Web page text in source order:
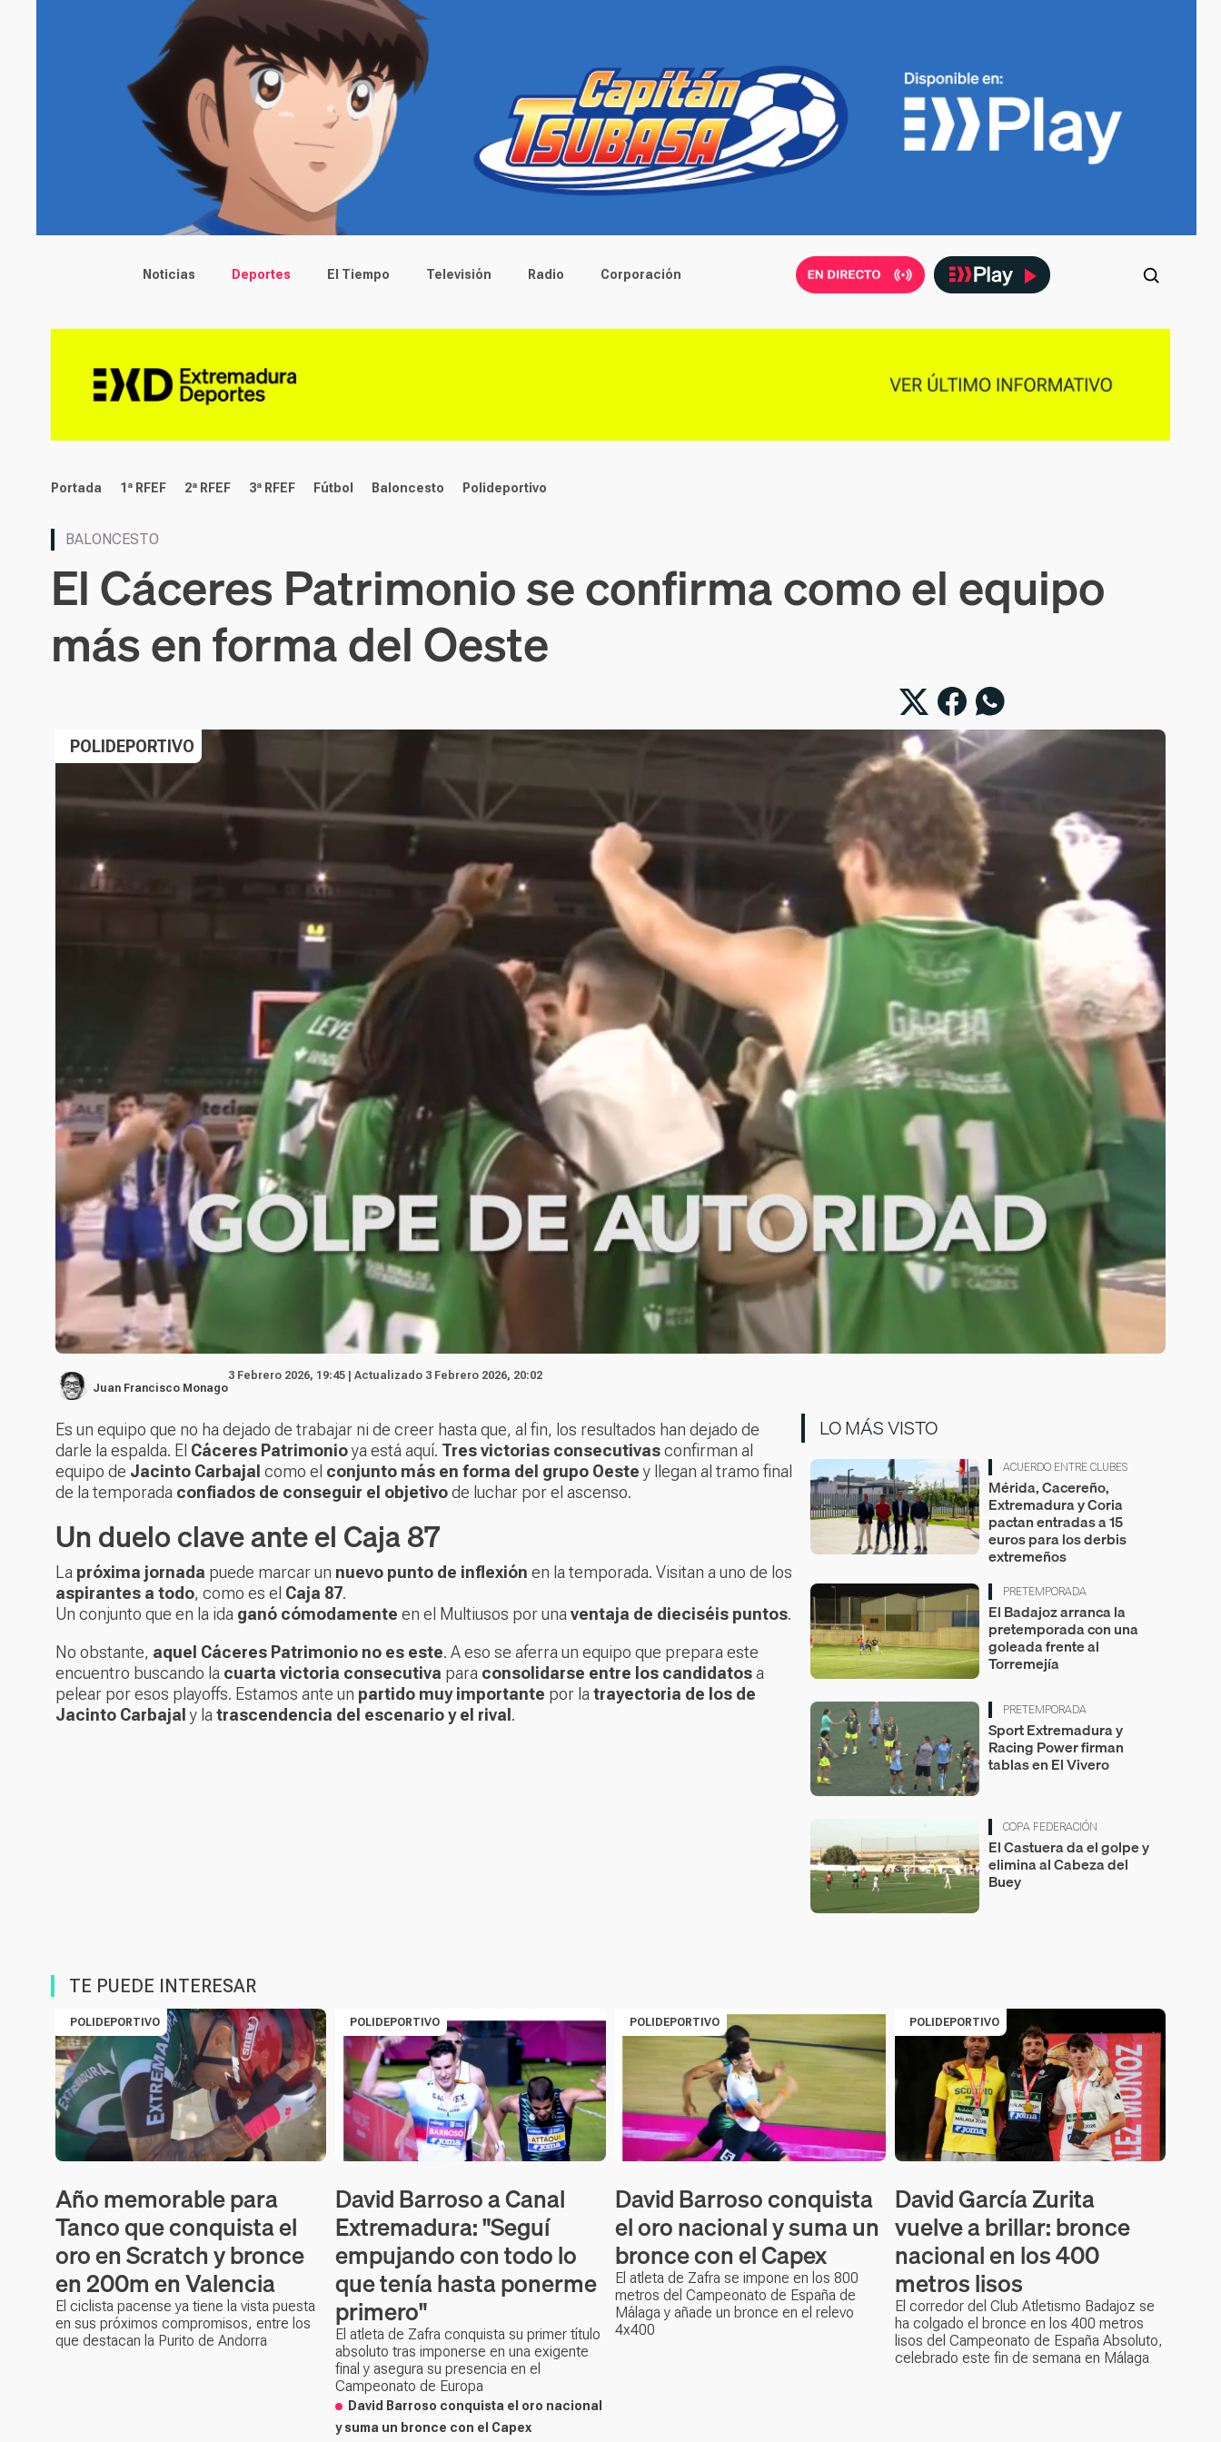
Main menu
Noticias Deportes El Tiempo Televisión Radio Corporación
deportes
Portada 1ª RFEF 2ª RFEF 3ª RFEF Fútbol Baloncesto Polideportivo
BALONCESTO
El Cáceres Patrimonio se confirma como el equipo
más en forma del Oeste
POLIDEPORTIVO
Juan Francisco Monago
3 Febrero 2026, 19:45 | Actualizado 3 Febrero 2026, 20:02
Es un equipo que no ha dejado de trabajar ni de creer hasta que, al fin, los resultados han dejado de
darle la espalda. El Cáceres Patrimonioya está aquí. Tres victorias consecutivasconfirman al
equipo de Jacinto Carbajal como el conjunto más en forma del grupo Oestey llegan al tramo final
de la temporada confiados de conseguir el objetivode luchar por el ascenso.
Un duelo clave ante el Caja 87
La próxima jornada puede marcar un nuevo punto de inflexión en la temporada. Visitan a uno de los
aspirantes a todo, como es el Caja 87.
Un conjunto que en la ida ganó cómodamente en el Multiusos por unaventaja de dieciséis puntos.
No obstante, aquel Cáceres Patrimonio no es este. A eso se aferra un equipo que prepara este
encuentro buscando la cuarta victoria consecutiva para consolidarse entre los candidatosa
pelear por esos playoffs. Estamos ante un partido muy importante por latrayectoria de los de
Jacinto Carbajal y latrascendencia del escenario y el rival .
LO MÁS VISTO
ACUERDO ENTRE CLUBES
Mérida, Cacereño,
Extremadura y Coria
pactan entradas a 15
euros para los derbis
extremeños
PRETEMPORADA
El Badajoz arranca la
pretemporada con una
goleada frente al
Torremejía
PRETEMPORADA
Sport Extremadura y
Racing Power firman
tablas en El Vivero
COPA FEDERACIÓN
El Castuera da el golpe y
elimina al Cabeza del
Buey
TE PUEDE INTERESAR
POLIDEPORTIVO
Año memorable para
Tanco que conquista el
oro en Scratch y bronce
en 200m en Valencia
El ciclista pacense ya tiene la vista puesta
en sus próximos compromisos, entre los
que destacan la Purito de Andorra
POLIDEPORTIVO
David Barroso a Canal
Extremadura: "Seguí
empujando con todo lo
que tenía hasta ponerme
primero"
El atleta de Zafra conquista su primer título
absoluto tras imponerse en una exigente
final y asegura su presencia en el
Campeonato de Europa
David Barroso conquista el oro nacional
y suma un bronce con el Capex
POLIDEPORTIVO
David Barroso conquista
el oro nacional y suma un
bronce con el Capex
El atleta de Zafra se impone en los 800
metros del Campeonato de España de
Málaga y añade un bronce en el relevo
4x400
POLIDEPORTIVO
David García Zurita
vuelve a brillar: bronce
nacional en los 400
metros lisos
El corredor del Club Atletismo Badajoz se
ha colgado el bronce en los 400 metros
lisos del Campeonato de España Absoluto,
celebrado este fin de semana en Málaga